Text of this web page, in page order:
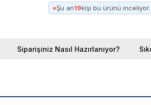
●Şu an19kişi bu ürünü inceliyor.
Siparişiniz Nasıl Hazırlanıyor?